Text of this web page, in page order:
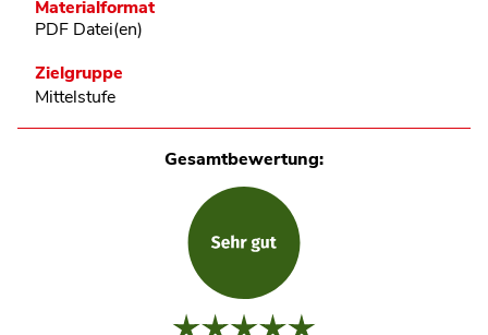
Materialformat
PDF Datei(en)
Zielgruppe
Mittelstufe
Gesamtbewertung: